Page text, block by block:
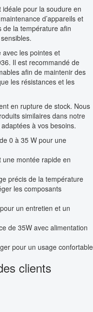
idéale pour la soudure en
d’appareils et
de la température afin
avec les pointes et
Il est recommandé de
afin de maintenir des
les résistances et les
en rupture de stock. Nous
similaires dans notre
à vos besoins.
0 à 35 W pour une
montée rapide en
précis de la température
les composants
un entretien et un
de 35W avec alimentation
pour un usage confortable
clients